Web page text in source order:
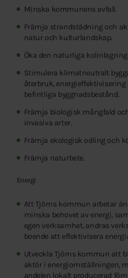
Minska kommunens avfall.
Främja strandstädning och
natur och kulturlandskap.
Öka den naturliga
Stimulera klimatneutralt
återbruk,
befintliga byggnadsbestånd.
Främja biologisk mångfald
invasiva arter.
Främja ekologisk odling och
Främja naturbete.
Energi
Att Tjörns kommun arbetar
minska behovet av energi,
egen verksamhet, andras
boende att effektivisera
Utveckla Tjörns kommun att
aktör i energiomställningen,
andelen lokalt producerad